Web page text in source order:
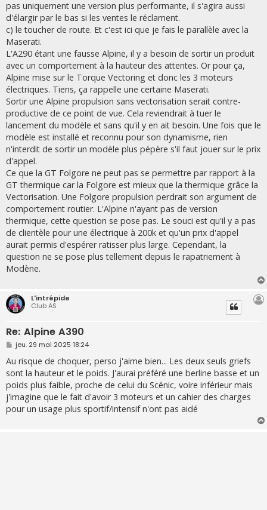
pas uniquement une version plus performante, il s'agira aussi
d'élargir par le bas si les ventes le réclament.
c) le toucher de route. Et c'est ici que je fais le parallèle avec la
Maserati.
L'A290 étant une fausse Alpine, il y a besoin de sortir un produit
avec un comportement à la hauteur des attentes. Or pour ça,
Alpine mise sur le Torque Vectoring et donc les 3 moteurs
électriques. Tiens, ça rappelle une certaine Maserati.
Sortir une Alpine propulsion sans vectorisation serait contre-
productive de ce point de vue. Cela reviendrait à tuer le
lancement du modèle et sans qu'il y en ait besoin. Une fois que le
modèle est installé et reconnu pour son dynamisme, rien
n'interdit de sortir un modèle plus pépère s'il faut jouer sur le prix
d'appel.
Ce que la GT Folgore ne peut pas se permettre par rapport à la
GT thermique car la Folgore est mieux que la thermique grâce la
Vectorisation. Une Folgore propulsion perdrait son argument de
comportement routier. L'Alpine n'ayant pas de version
thermique, cette question se pose pas. Le souci est qu'il y a pas
de clientèle pour une électrique à 200k et qu'un prix d'appel
aurait permis d'espérer ratisser plus large. Cependant, la
question ne se pose plus tellement depuis le rapatriement à
Modène.
L'intrépide
Club AS
Re: Alpine A390
M
e
s
s
a
g
e
jeu. 29 mai 2025 18:24
Au risque de choquer, perso j'aime bien... Les deux seuls griefs
sont la hauteur et le poids. J'aurai préféré une berline basse et un
poids plus faible, proche de celui du Scénic, voire inférieur mais
j'imagine que le fait d'avoir 3 moteurs et un cahier des charges
pour un usage plus sportif/intensif n'ont pas aidé